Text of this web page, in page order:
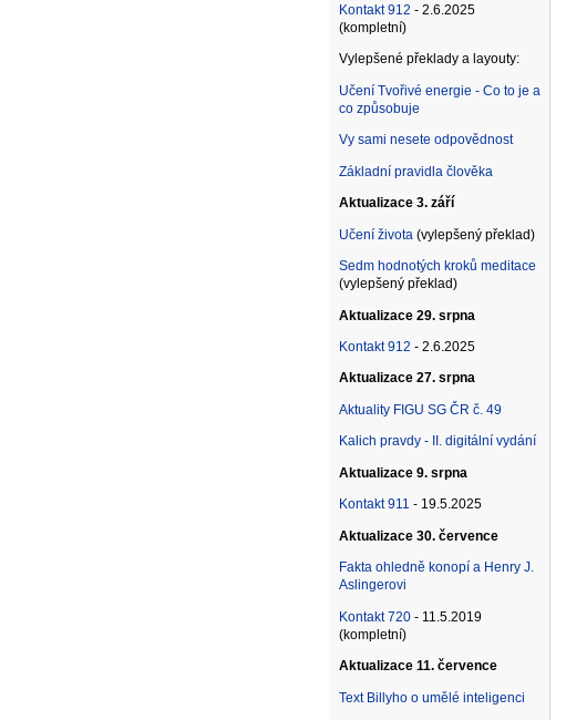
Kontakt 912 - 2.6.2025
(kompletní)
Vylepšené překlady a layouty:
Učení Tvořivé energie - Co to je a
co způsobuje
Vy sami nesete odpovědnost
Základní pravidla člověka
Aktualizace 3. září
Učení života (vylepšený překlad)
Sedm hodnotých kroků meditace
(vylepšený překlad)
Aktualizace 29. srpna
Kontakt 912 - 2.6.2025
Aktualizace 27. srpna
Aktuality FIGU SG ČR č. 49
Kalich pravdy - II. digitální vydání
Aktualizace 9. srpna
Kontakt 911 - 19.5.2025
Aktualizace 30. července
Fakta ohledně konopí a Henry J.
Aslingerovi
Kontakt 720- 11.5.2019
(kompletní)
Aktualizace 11. července
Text Billyho o umělé inteligenci